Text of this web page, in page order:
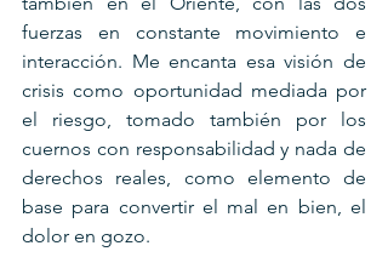
fuerzas en constante movimiento e
interacción. Me encanta esa visión de
crisis como oportunidad mediada por
el riesgo, tomado también por los
cuernos con responsabilidad y nada de
derechos reales, como elemento de
base para convertir el mal en bien, el
dolor en gozo.